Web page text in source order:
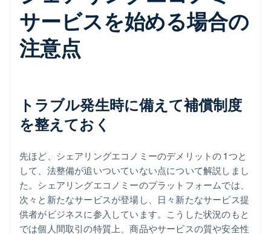
サービスを始める場合の
注意点
トラブル発生時に備えて補償制度
を整えておく
先ほど、シェアリングエコノミーのデメリットの 1 つと
して、法整備が追いついていない点について解説しまし
た。シェアリングエコノミーのプラットフォームでは、
次々と新たなサービスが登場し、日々新たなサービス提
供者がビジネスに参入しています。こうした状況のもと
では個人間取引の特質上、商品やサービスの質や安全性